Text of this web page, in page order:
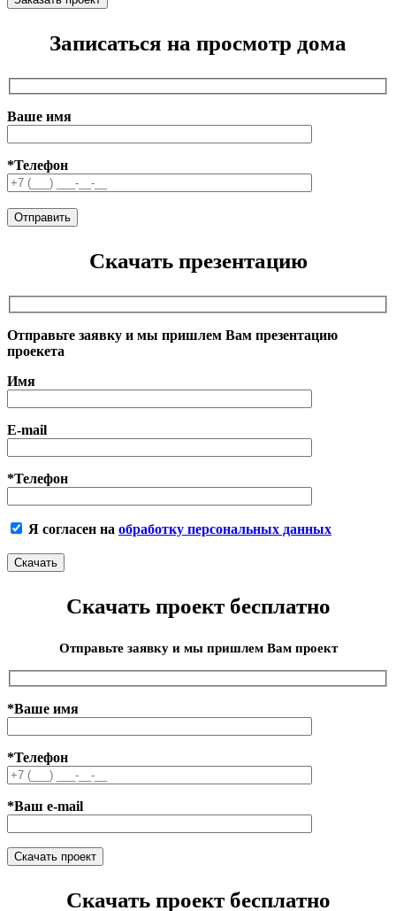
Записаться на просмотр дома
Ваше имя
*Телефон
Скачать презентацию
Отправьте заявку и мы пришлем Вам презентацию
проекета
Имя
E-mail
*Телефон
Я согласен на обработку персональных данных
Скачать проект бесплатно
Отправьте заявку и мы пришлем Вам проект
*Ваше имя
*Телефон
*Ваш e-mail
Скачать проект бесплатно